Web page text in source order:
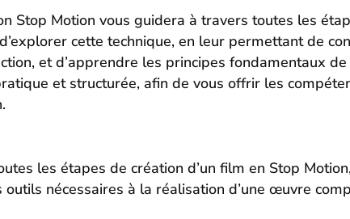
Stop Motion vous guidera à travers toutes les
cette technique, en leur permettant de
et d’apprendre les principes fondamentaux
et structurée, afin de vous offrir les
les étapes de création d’un film en Stop
nécessaires à la réalisation d’une œuvre